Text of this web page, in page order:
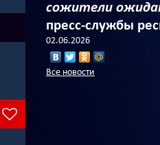
сожители
пресс-службы
02.06.2026
Все новости